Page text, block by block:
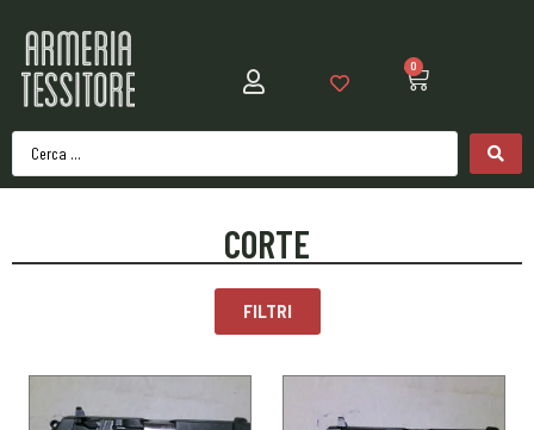
0
CORTE
FILTRI